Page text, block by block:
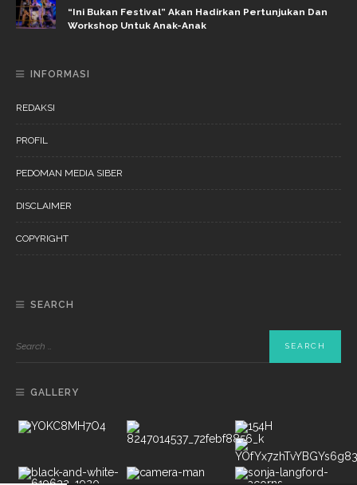
“Ini Bukan Festival” Akan Hadirkan Pertunjukan Dan
Workshop Untuk Anak-Anak
INFORMASI
REDAKSI
PROFIL
PEDOMAN MEDIA SIBER
DISCLAIMER
COPYRIGHT
SEARCH
GALLERY